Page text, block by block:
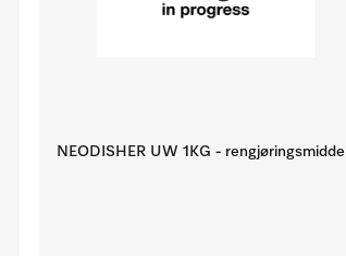
NEODISHER UW 1KG - rengjøringsmiddel